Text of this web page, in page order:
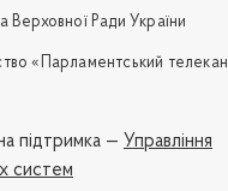
Верховної Ради України
«Парламентський
підтримка — Управління
систем